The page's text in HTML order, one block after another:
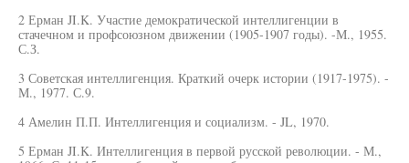
2 Ерман JI.K. Участие демократической интеллигенции в
стачечном и профсоюзном движении (1905-1907 годы). -М., 1955.
С.З.
3 Советская интеллигенция. Краткий очерк истории (1917-1975). -
М., 1977. С.9.
4 Амелин П.П. Интеллигенция и социализм. - JL, 1970.
5 Ерман JI.K. Интеллигенция в первой русской революции. - М.,